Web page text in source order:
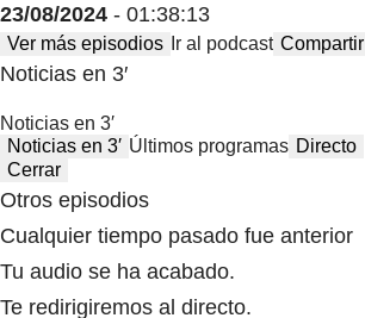
23/08/2024 - 01:38:13
Ver más episodios Ir al podcast Compartir
Noticias en 3′
Noticias en 3′
Noticias en 3′ Últimos programas Directo
Cerrar
Otros episodios
Cualquier tiempo pasado fue anterior
Tu audio se ha acabado.
Te redirigiremos al directo.